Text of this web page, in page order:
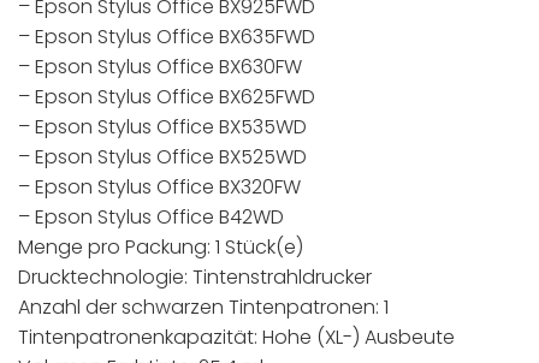
– Epson Stylus Office BX925FWD
– Epson Stylus Office BX635FWD
– Epson Stylus Office BX630FW
– Epson Stylus Office BX625FWD
– Epson Stylus Office BX535WD
– Epson Stylus Office BX525WD
– Epson Stylus Office BX320FW
– Epson Stylus Office B42WD
Menge pro Packung: 1 Stück(e)
Drucktechnologie: Tintenstrahldrucker
Anzahl der schwarzen Tintenpatronen: 1
Tintenpatronenkapazität: Hohe (XL-) Ausbeute